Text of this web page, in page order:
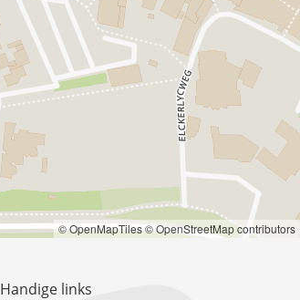
© OpenMapTiles© OpenStreetMap contributors
Handige links